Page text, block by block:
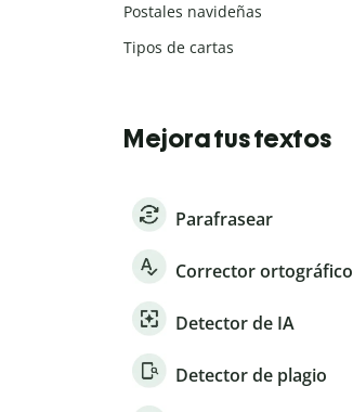
Postales navideñas
Tipos de cartas
Mejora tus textos
Parafrasear
Corrector ortográfico
Detector de IA
Detector de plagio